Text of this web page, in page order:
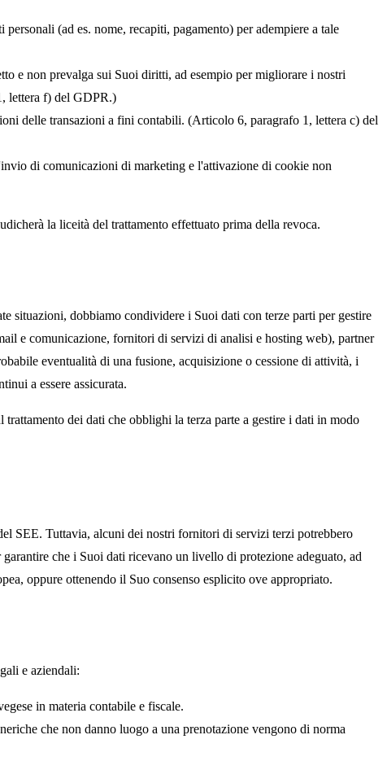
(ad es. nome, recapiti, pagamento) per adempiere a tale
e non prevalga sui Suoi diritti, ad esempio per migliorare i nostri
lettera f) del GDPR.)
delle transazioni a fini contabili. (Articolo 6, paragrafo 1, lettera c) del
di comunicazioni di marketing e l'attivazione di cookie non
la liceità del trattamento effettuato prima della revoca.
situazioni, dobbiamo condividere i Suoi dati con terze parti per gestire
e comunicazione, fornitori di servizi di analisi e hosting web), partner
eventualità di una fusione, acquisizione o cessione di attività, i
a essere assicurata.
dei dati che obblighi la terza parte a gestire i dati in modo
SEE. Tuttavia, alcuni dei nostri fornitori di servizi terzi potrebbero
che i Suoi dati ricevano un livello di protezione adeguato, ad
oppure ottenendo il Suo consenso esplicito ove appropriato.
e aziendali:
in materia contabile e fiscale.
che non danno luogo a una prenotazione vengono di norma